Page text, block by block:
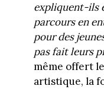
expliquent-ils
parcours en
pour des
pas fait leurs
même offert
artistique, la